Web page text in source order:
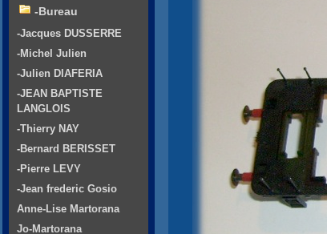
-Bureau
-Jacques DUSSERRE
-Michel Julien
-Julien DIAFERIA
-JEAN BAPTISTE
LANGLOIS
-Thierry NAY
-Bernard BERISSET
-Pierre LEVY
-Jean frederic Gosio
Anne-Lise Martorana
Jo-Martorana